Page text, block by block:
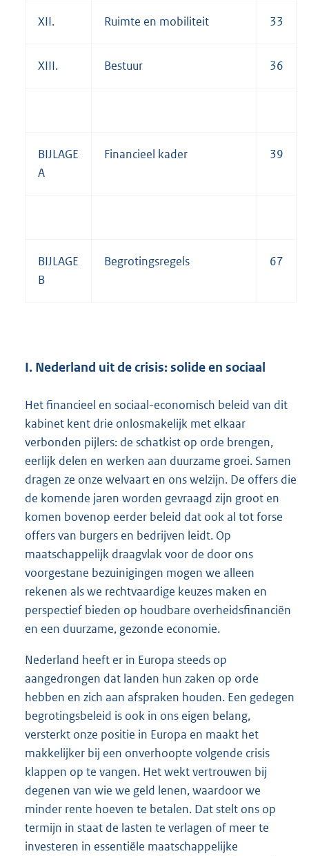
XII. Ruimte en mobiliteit 33
XIII. Bestuur 36
BIJLAGE
A
Financieel kader 39
BIJLAGE
B
Begrotingsregels 67
I. Nederland uit de crisis: solide en sociaal
Het financieel en sociaal-economisch beleid van dit
kabinet kent drie onlosmakelijk met elkaar
verbonden pijlers: de schatkist op orde brengen,
eerlijk delen en werken aan duurzame groei. Samen
dragen ze onze welvaart en ons welzijn. De offers die
de komende jaren worden gevraagd zijn groot en
komen bovenop eerder beleid dat ook al tot forse
offers van burgers en bedrijven leidt. Op
maatschappelijk draagvlak voor de door ons
voorgestane bezuinigingen mogen we alleen
rekenen als we rechtvaardige keuzes maken en
perspectief bieden op houdbare overheidsfinanciën
en een duurzame, gezonde economie.
Nederland heeft er in Europa steeds op
aangedrongen dat landen hun zaken op orde
hebben en zich aan afspraken houden. Een gedegen
begrotingsbeleid is ook in ons eigen belang,
versterkt onze positie in Europa en maakt het
makkelijker bij een onverhoopte volgende crisis
klappen op te vangen. Het wekt vertrouwen bij
degenen van wie we geld lenen, waardoor we
minder rente hoeven te betalen. Dat stelt ons op
termijn in staat de lasten te verlagen of meer te
investeren in essentiële maatschappelijke